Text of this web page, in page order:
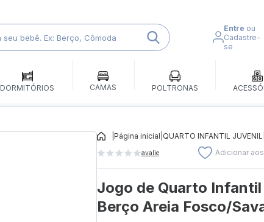
Entre ou
Cadastre-
se
DORMITÓRIOS CAMAS POLTRONAS
Página inicial QUARTO INFANTIL JUVENIL
avalie Adicionar
Jogo de Quarto
Berço Areia Fosco/